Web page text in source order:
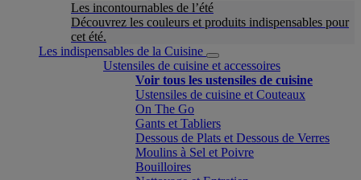
Les incontournables de l’été
Découvrez les couleurs et produits indispensables pour
cet été.
Les indispensables de la Cuisine
Ustensiles de cuisine et accessoires
Voir tous les ustensiles de cuisine
Ustensiles de cuisine et Couteaux
On The Go
Gants et Tabliers
Dessous de Plats et Dessous de Verres
Moulins à Sel et Poivre
Bouilloires